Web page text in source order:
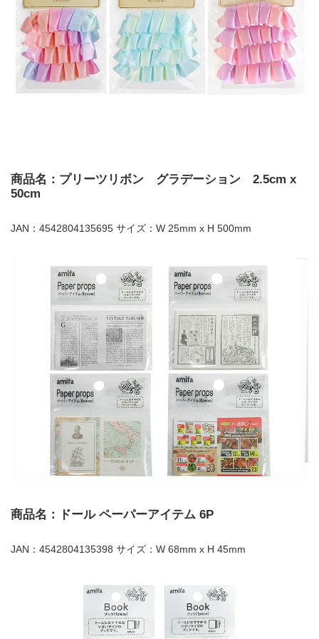
商品名：プリーツリボン グラデーション 2.5cm x
50cm
JAN：4542804135695 サイズ：W 25mm x H 500mm
商品名：ドール ペーパーアイテム 6P
JAN：4542804135398 サイズ：W 68mm x H 45mm